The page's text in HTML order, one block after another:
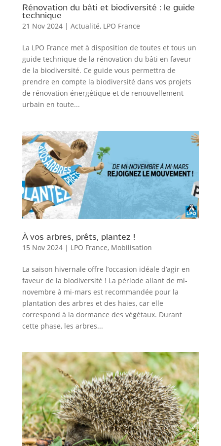
Rénovation du bâti et biodiversité : le guide
technique
21 Nov 2024| Actualité, LPO France
La LPO France met à disposition de toutes et tous un
guide technique de la rénovation du bâti en faveur
de la biodiversité. Ce guide vous permettra de
prendre en compte la biodiversité dans vos projets
de rénovation énergétique et de renouvellement
urbain en toute...
À vos arbres, prêts, plantez !
15 Nov 2024| LPO France, Mobilisation
La saison hivernale offre l’occasion idéale d’agir en
faveur de la biodiversité ! La période allant de mi-
novembre à mi-mars est recommandée pour la
plantation des arbres et des haies, car elle
correspond à la dormance des végétaux. Durant
cette phase, les arbres...